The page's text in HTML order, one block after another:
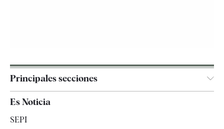
Principales secciones
España
Es Noticia
SEPI